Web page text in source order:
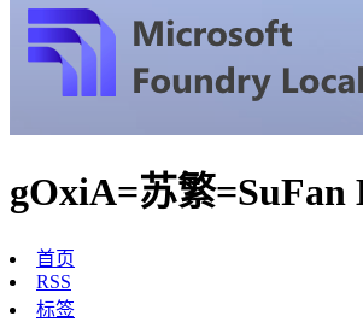
gOxiA=苏繁=SuFan
首页
RSS
标签